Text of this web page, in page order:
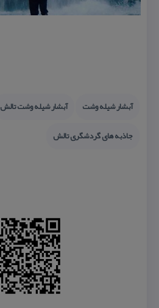
آبشار شیله وشت
آبشار شیله وشت تالش
جاذبه های گردشگری تالش